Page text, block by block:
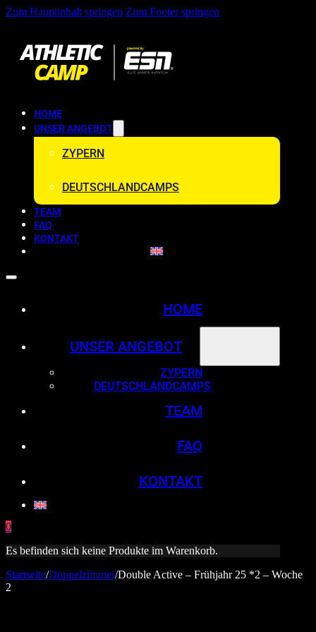
Zum Hauptinhalt springen Zum Footer springen
HOME
UNSER ANGEBOT
ZYPERN
DEUTSCHLANDCAMPS
TEAM
FAQ
KONTAKT
HOME
UNSER ANGEBOT
ZYPERN
DEUTSCHLANDCAMPS
TEAM
FAQ
KONTAKT
0
Es befinden sich keine Produkte im Warenkorb.
Startseite/Doppelzimmer/Double Active – Frühjahr 25 *2 – Woche
2